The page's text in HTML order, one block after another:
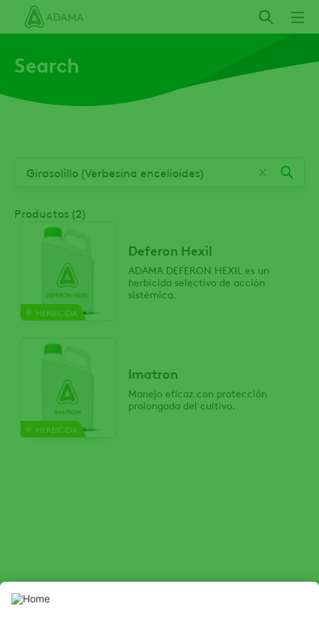
principal
Search
Productos (2)
HERBICIDA
Deferon Hexil
ADAMA DEFERON HEXIL es un
herbicida selectivo de acción
sistémica.
HERBICIDA
Imatron
Manejo eficaz con protección
prolongada del cultivo.